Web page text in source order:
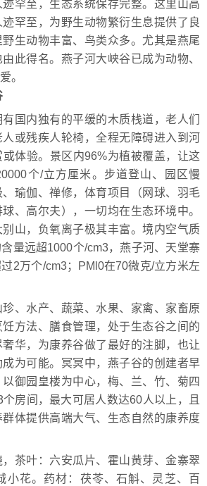
至，生态系统保存完整。这里山高
罕至，为野生动物繁衍生息提供了良
生动物丰富、鸟类众多。尤其是燕尾
此得名。燕子河大峡谷已成为动物、
。
内独有的平缓的木质栈道，老人们
或残疾人轮椅，全程无障碍进入到河
体验。景区内96%为植被覆盖，让这
个/立方厘米。步道登山、园区慢
瑜伽、禅修，体育项目（网球、羽毛
、高尔夫），一切均在生态环境中。
山，负氧离子极其丰富。境内空气质
量远超1000个/cm3，燕子河、天堂寨
2万个/cm3；PMl0在70微克/立方米左
水产、蔬菜、水果、家禽、家畜原
方法、膳食管理，处于生态谷之间的
华，为康养谷做了最好的注脚，也让
为可能。冥冥中，燕子谷的创建者早
御园皇楼为中心，梅、兰、竹、菊四
房间，最大可居人数达60人以上，且
体提供高端大气、生态自然的康养度
叶：六安瓜片、霍山黄芽、金寨翠
小花。药材：茯苓、石斛、灵芝、百